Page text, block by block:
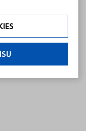
każdej chwili
w zakładce: